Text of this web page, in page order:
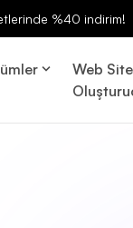
%40 indirim!
Web